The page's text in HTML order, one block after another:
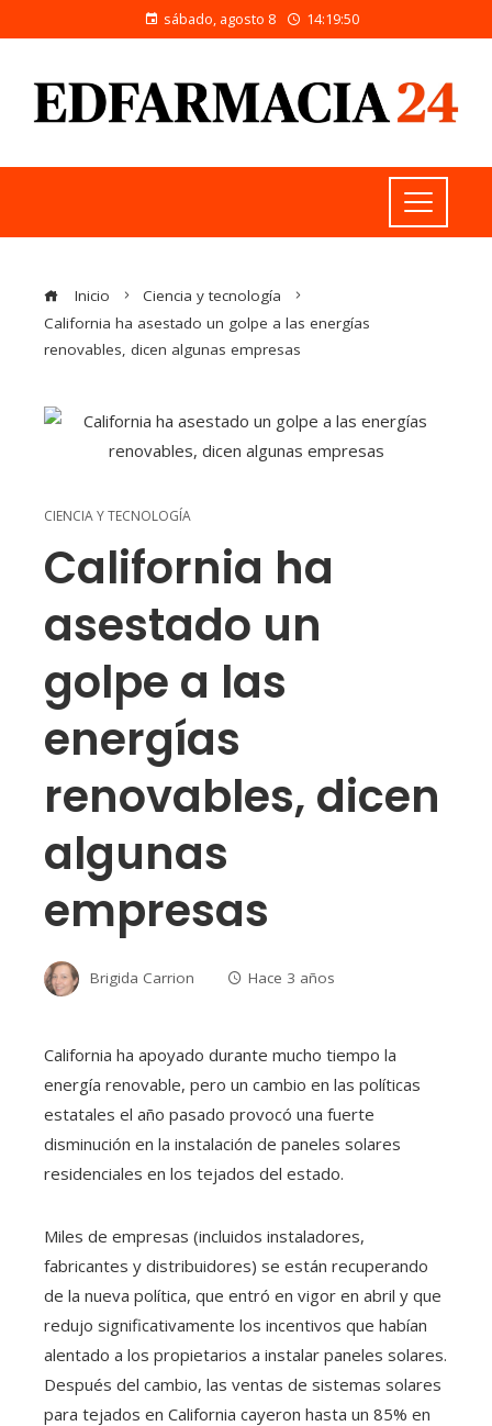
sábado, agosto 8 14:19:51
Inicio
Ciencia y tecnología
California ha asestado un golpe a las energías
renovables, dicen algunas empresas
CIENCIA Y TECNOLOGÍA
California ha
asestado un
golpe a las
energías
renovables, dicen
algunas
empresas
Brigida Carrion Hace 3 años
California ha apoyado durante mucho tiempo la
energía renovable, pero un cambio en las políticas
estatales el año pasado provocó una fuerte
disminución en la instalación de paneles solares
residenciales en los tejados del estado.
Miles de empresas (incluidos instaladores,
fabricantes y distribuidores) se están recuperando
de la nueva política, que entró en vigor en abril y que
redujo significativamente los incentivos que habían
alentado a los propietarios a instalar paneles solares.
Después del cambio, las ventas de sistemas solares
para tejados en California cayeron hasta un 85% en